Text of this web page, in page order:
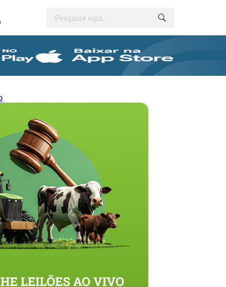
Pesquise aqui...